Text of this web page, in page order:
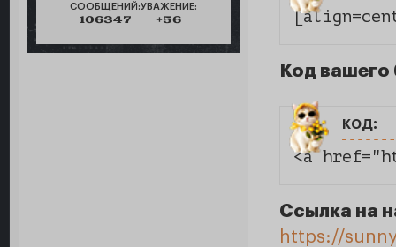
СООБЩЕНИЙ:
106347
УВАЖЕНИЕ:
+56
Код вашего
код:
<a
Ссылка на
https://